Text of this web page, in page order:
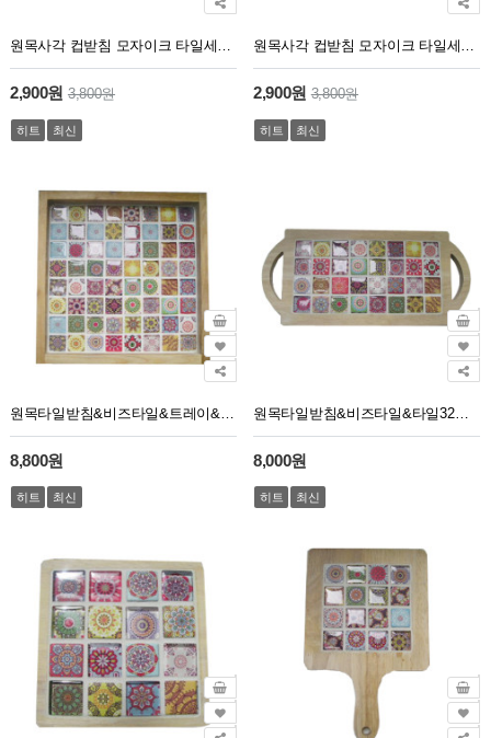
원목사각 컵받침 모자이크 타일세트 2번
2,900원 3,800원
히트 최신
원목사각 컵받침 모자이크 타일세트 1번
2,900원3,800원
히트 최신
8,800원
히트 최신
원목타일받침&비즈타일&타일32개세트 빨강색
8,000원
히트 최신